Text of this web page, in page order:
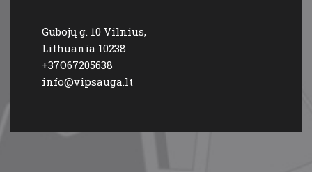
Gubojų g. 10 Vilnius,
Lithuania 10238
+37O67205638
info@vipsauga.lt